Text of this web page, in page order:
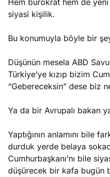
Hem bürokrat hem de
siyasi kişilik.
Bu konumuyla böyle bir
Düşünün mesela ABD
Türkiye’ye kızıp bizim
“Gebereceksin” dese biz
Ya da bir Avrupalı bakan
Yaptığının anlamını bile
durduk yerde belaya
Cumhurbaşkanı’nı bile
düşürecek bir kafa bugün